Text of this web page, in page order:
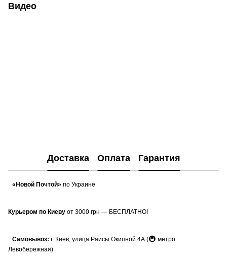
Видео
Доставка Оплата Гарантия
«Новой Почтой» по Украине
Курьером по Киеву от 3000 грн — БЕСПЛАТНО!
Самовывоз: г. Киев, улица Раисы Окипной 4А (🚇 метро
Левобережная)